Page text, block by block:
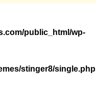
public_html/wp-
stinger8/single.php